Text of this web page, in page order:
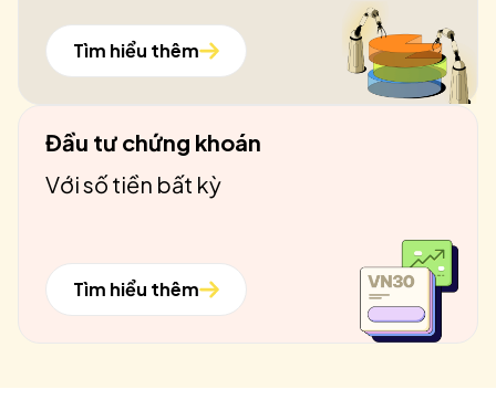
Tìm hiểu thêm
Đầu tư chứng khoán
Với số tiền bất kỳ
Tìm hiểu thêm